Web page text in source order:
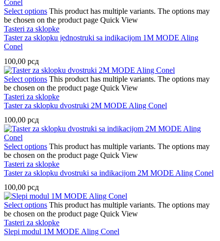
Select options This product has multiple variants. The options may
be chosen on the product page Quick View
Tasteri za sklopke
Taster za sklopku jednostruki sa indikacijom 1M MODE Aling
Conel
100,00 рсд
Select options This product has multiple variants. The options may
be chosen on the product page Quick View
Tasteri za sklopke
Taster za sklopku dvostruki 2M MODE Aling Conel
100,00 рсд
Select options This product has multiple variants. The options may
be chosen on the product page Quick View
Tasteri za sklopke
Taster za sklopku dvostruki sa indikacijom 2M MODE Aling Conel
100,00 рсд
Select options This product has multiple variants. The options may
be chosen on the product page Quick View
Tasteri za sklopke
Slepi modul 1M MODE Aling Conel